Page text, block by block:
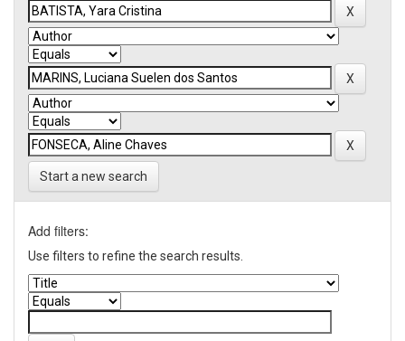
Start a new search
Add filters:
Use filters to refine the search results.